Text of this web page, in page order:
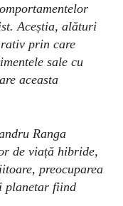
Aceștia, alături
prin care
sale cu
aceasta
Ranga
de viață hibride,
preocuparea
planetar fiind